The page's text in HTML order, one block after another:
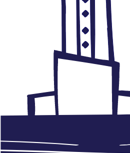
cálculos saudíes?
Autor: AlFanar